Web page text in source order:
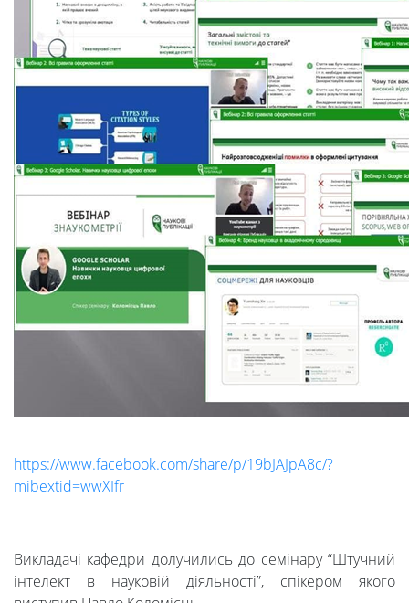
Наука
Міжнародна
діяльність
Foreign
Students
Ресурси
та
Науковий
https://www.facebook.com/share/p/19bJAJpA8c/?
mibextid=wwXIfr
Викладачі кафедри долучились до семінару “Штучний
інтелект в науковій діяльності”, спікером якого